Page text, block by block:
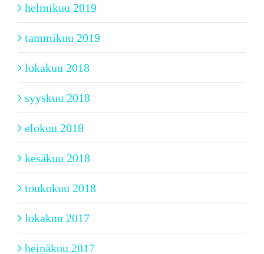
helmikuu 2019
tammikuu 2019
lokakuu 2018
syyskuu 2018
elokuu 2018
kesäkuu 2018
toukokuu 2018
lokakuu 2017
heinäkuu 2017